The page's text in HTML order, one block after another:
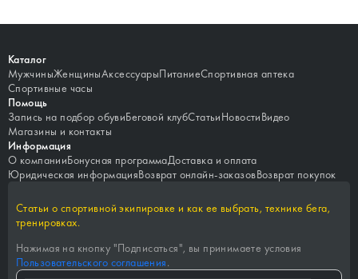
Каталог
МужчиныЖенщиныАксессуарыПитаниеСпортивная аптека
Спортивные часы
Помощь
Запись на подбор обувиБеговой клубСтатьиНовостиВидео
Магазины и контакты
Информация
О компанииБонусная программаДоставка и оплата
Юридическая информацияВозврат онлайн-заказовВозврат покупок
Статьи о спортивной экипировке и как ее выбрать, технике бега,
тренировках.
Нажимая на кнопку "Подписаться", вы принимаете условия
Пользовательского соглашения.